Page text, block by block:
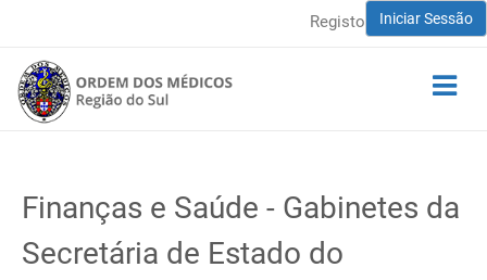
Iniciar Sessão
Registo
Finanças e Saúde - Gabinetes da
Secretária de Estado do